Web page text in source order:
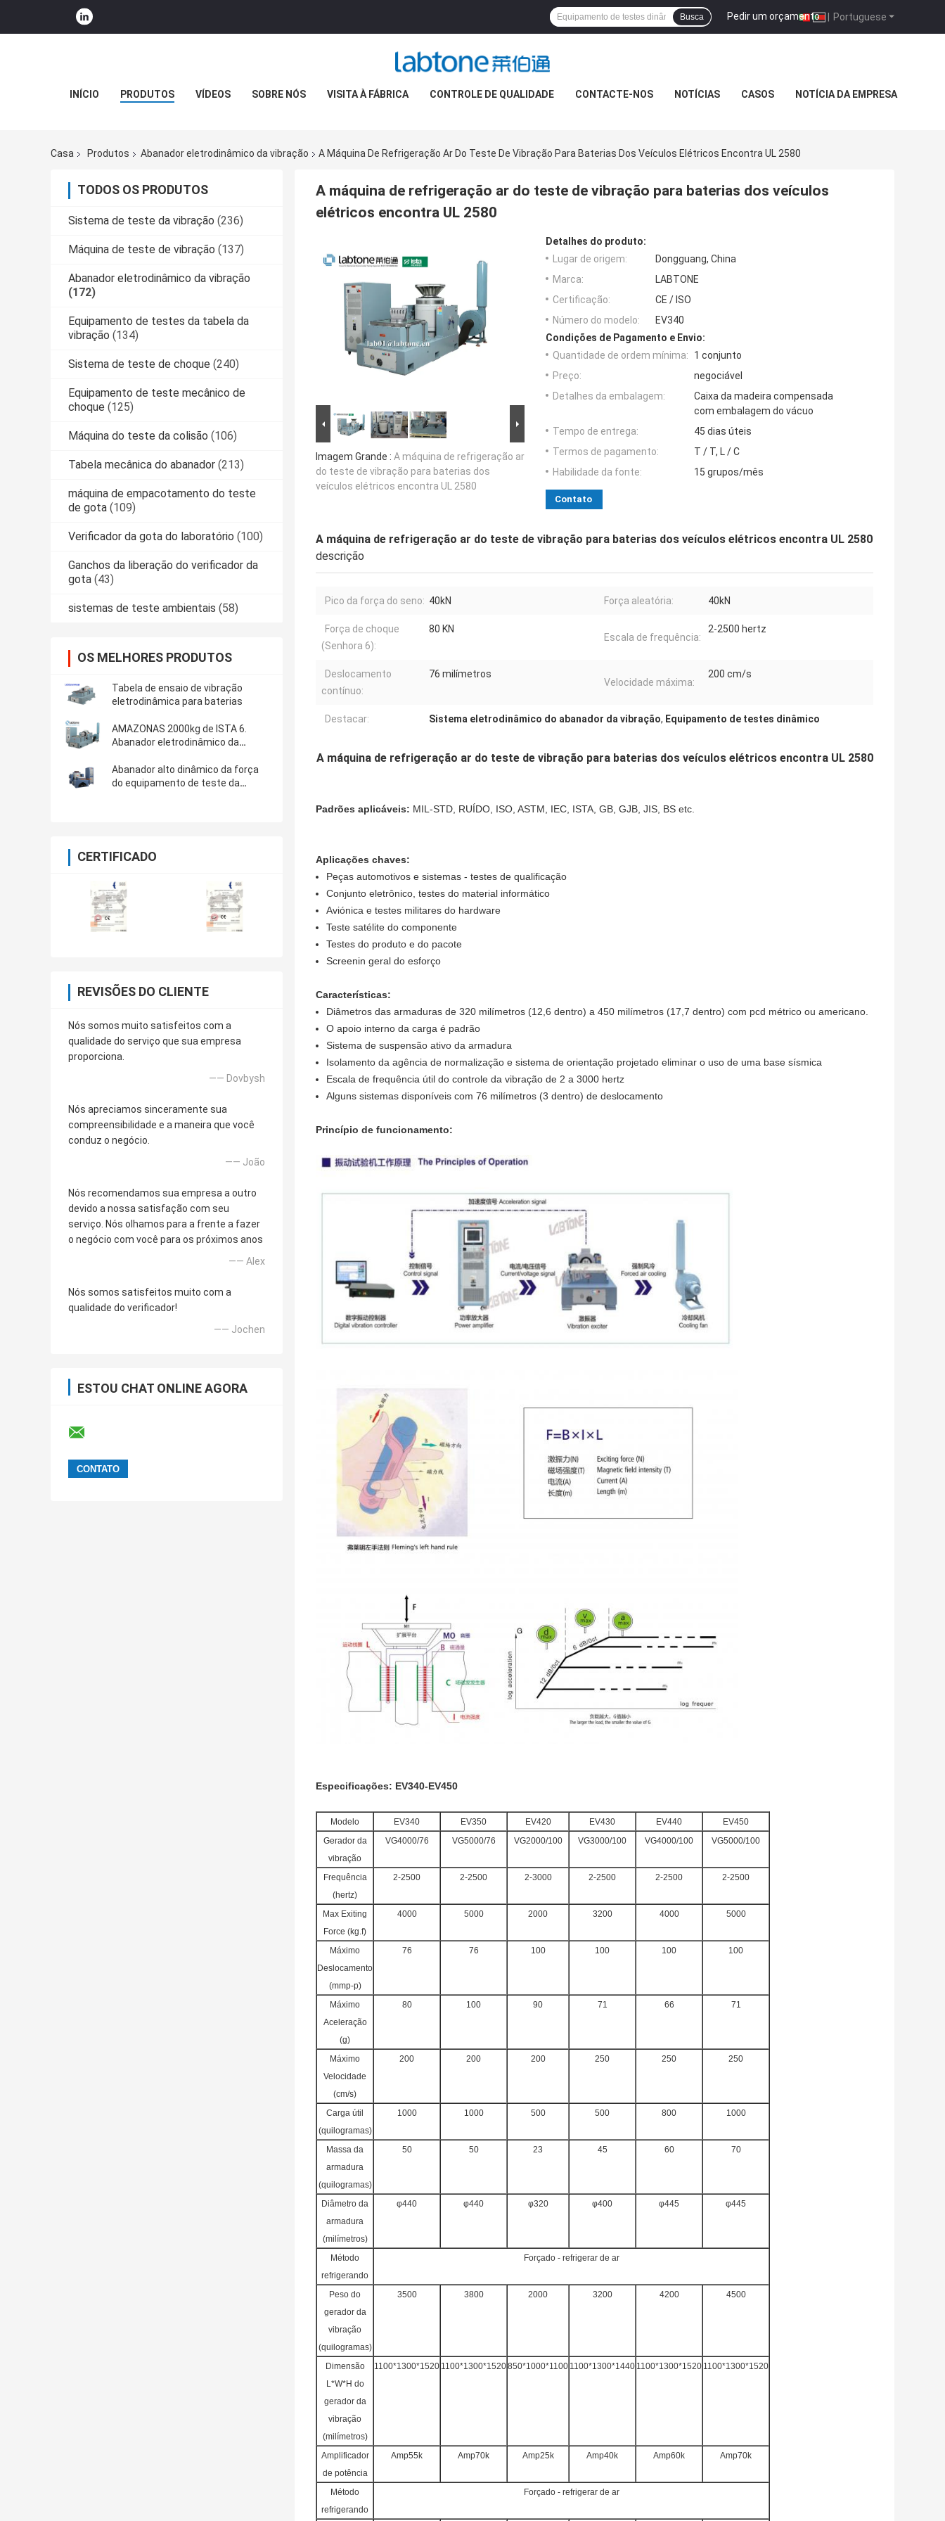
Portuguese
Pedir um orçamento |
Busca
INÍCIO PRODUTOS VÍDEOS SOBRE NÓS VISITA À FÁBRICA CONTROLE DE QUALIDADE CONTACTE-NOS NOTÍCIAS CASOS NOTÍCIA DA EMPRESA
Casa Produtos Abanador eletrodinâmico da vibração A Máquina De Refrigeração Ar Do Teste De Vibração Para Baterias Dos Veículos Elétricos Encontra UL 2580
TODOS OS PRODUTOS
Sistema de teste da vibração (236)
Máquina de teste de vibração (137)
Abanador eletrodinâmico da vibração
(172)
Equipamento de testes da tabela da
vibração (134)
Sistema de teste de choque (240)
Equipamento de teste mecânico de
choque (125)
Máquina do teste da colisão (106)
Tabela mecânica do abanador (213)
máquina de empacotamento do teste
de gota (109)
Verificador da gota do laboratório (100)
Ganchos da liberação do verificador da
gota (43)
sistemas de teste ambientais (58)
OS MELHORES PRODUTOS
Tabela de ensaio de vibração
eletrodinâmica para baterias
AMAZONAS 2000kg de ISTA 6.
Abanador eletrodinâmico da
Abanador alto dinâmico da força
do equipamento de teste da
CERTIFICADO
REVISÕES DO CLIENTE
Nós somos muito satisfeitos com a
qualidade do serviço que sua empresa
proporciona.
—— Dovbysh
Nós apreciamos sinceramente sua
compreensibilidade e a maneira que você
conduz o negócio.
—— João
Nós recomendamos sua empresa a outro
devido a nossa satisfação com seu
serviço. Nós olhamos para a frente a fazer
o negócio com você para os próximos anos
—— Alex
Nós somos satisfeitos muito com a
qualidade do verificador!
—— Jochen
ESTOU CHAT ONLINE AGORA
A máquina de refrigeração ar do teste de vibração para baterias dos veículos
elétricos encontra UL 2580
Imagem Grande : A máquina de refrigeração ar
do teste de vibração para baterias dos
veículos elétricos encontra UL 2580
Detalhes do produto:
Lugar de origem:
Dongguang, China
Marca:
LABTONE
Certificação:
CE / ISO
Número do modelo:
EV340
Condições de Pagamento e Envio:
Quantidade de ordem mínima:
1 conjunto
Preço:
negociável
Detalhes da embalagem:
Caixa da madeira compensada
com embalagem do vácuo
Tempo de entrega:
45 dias úteis
Termos de pagamento:
T / T, L / C
Habilidade da fonte:
15 grupos/mês
Contato
A máquina de refrigeração ar do teste de vibração para baterias dos veículos elétricos encontra UL 2580
descrição
Pico da força do seno: 40kN Força aleatória: 40kN
Força de choque
(Senhora 6):
80 KN
Escala de frequência:
2-2500 hertz
Deslocamento
contínuo:
76 milímetros
Velocidade máxima:
200 cm/s
Destacar: Sistema eletrodinâmico do abanador da vibração, Equipamento de testes dinâmico
A máquina de refrigeração ar do teste de vibração para baterias dos veículos elétricos encontra UL 2580
Padrões aplicáveis: MIL-STD, RUÍDO, ISO, ASTM, IEC, ISTA, GB, GJB, JIS, BS etc.
Aplicações chaves:
Peças automotivos e sistemas - testes de qualificação
Conjunto eletrônico, testes do material informático
Aviónica e testes militares do hardware
Teste satélite do componente
Testes do produto e do pacote
Screenin geral do esforço
Características:
Diâmetros das armaduras de 320 milímetros (12,6 dentro) a 450 milímetros (17,7 dentro) com pcd métrico ou americano.
O apoio interno da carga é padrão
Sistema de suspensão ativo da armadura
Isolamento da agência de normalização e sistema de orientação projetado eliminar o uso de uma base sísmica
Escala de frequência útil do controle da vibração de 2 a 3000 hertz
Alguns sistemas disponíveis com 76 milímetros (3 dentro) de deslocamento
Princípio de funcionamento:
Especificações: EV340-EV450
Modelo EV340 EV350 EV420 EV430 EV440
EV450
Gerador da
vibração
VG4000/76 VG5000/76 VG2000/100 VG3000/100 VG4000/100 VG5000/100
Frequência
(hertz)
2-2500 2-2500 2-3000 2-2500 2-2500 2-2500
Max Exiting
Force (kg.f)
4000 5000 2000 3200 4000 5000
Máximo
Deslocamento
(mmp-p)
76 76 100 100 100 100
Máximo
Aceleração
(g)
80 100 90 71 66 71
Máximo
Velocidade
(cm/s)
200 200 200 250 250 250
Carga útil
(quilogramas)
1000 1000 500 500 800 1000
Massa da
armadura
(quilogramas)
50 50 23 45 60 70
Diâmetro da
armadura
(milímetros)
φ440 φ440 φ320 φ400 φ445 φ445
Método
refrigerando
Forçado - refrigerar de ar
Peso do
gerador da
vibração
(quilogramas)
3500 3800 2000 3200 4200 4500
Dimensão
L*W*H do
gerador da
vibração
(milímetros)
1100*1300*1520 1100*1300*1520850*1000*1100 1100*1300*1440 1100*1300*1520 1100*1300*1520
Amplificador
de potência
Amp55k Amp70k Amp25k Amp40k Amp60k Amp70k
Método
refrigerando
Forçado - refrigerar de ar